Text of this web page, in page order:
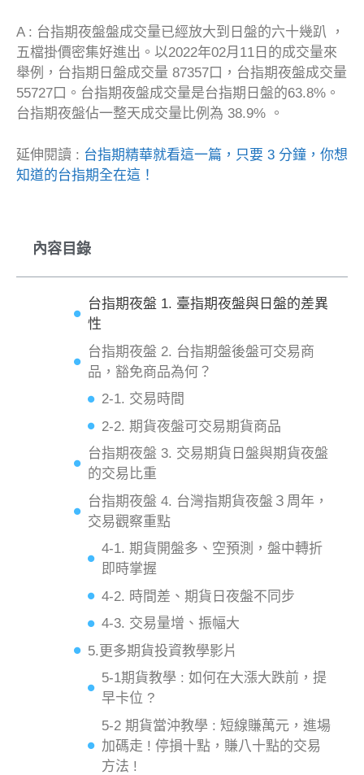
A : 台指期夜盤盤成交量已經放大到日盤的六十幾趴 ，
五檔掛價密集好進出。以2022年02月11日的成交量來
舉例，台指期日盤成交量 87357口，台指期夜盤成交量
55727口。台指期夜盤成交量是台指期日盤的63.8%。
台指期夜盤佔一整天成交量比例為 38.9% 。
延伸閱讀 : 台指期精華就看這一篇，只要 3 分鐘，你想
知道的台指期全在這！
內容目錄
台指期夜盤 1. 臺指期夜盤與日盤的差異
性
台指期夜盤 2. 台指期盤後盤可交易商
品，豁免商品為何？
2-1. 交易時間
2-2. 期貨夜盤可交易期貨商品
台指期夜盤 3. 交易期貨日盤與期貨夜盤
的交易比重
台指期夜盤 4. 台灣指期貨夜盤３周年，
交易觀察重點
4-1. 期貨開盤多、空預測，盤中轉折
即時掌握
4-2. 時間差、期貨日夜盤不同步
4-3. 交易量增、振幅大
5.更多期貨投資教學影片
5-1期貨教學 : 如何在大漲大跌前，提
早卡位 ?
5-2 期貨當沖教學 : 短線賺萬元，進場
加碼走 ! 停損十點，賺八十點的交易
方法 !